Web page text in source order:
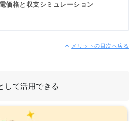
価格と収支シミュレーション
メリットの目次へ戻る
して活用できる